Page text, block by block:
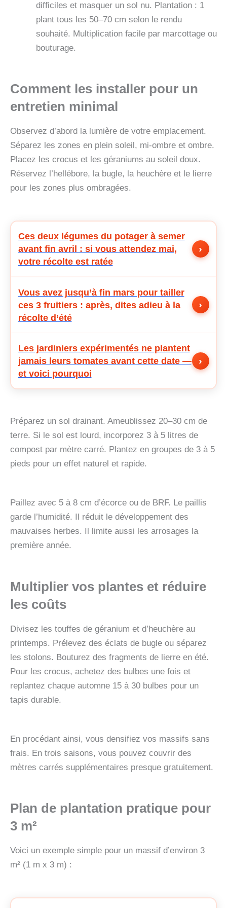
difficiles et masquer un sol nu. Plantation : 1
plant tous les 50–70 cm selon le rendu
souhaité. Multiplication facile par marcottage ou
bouturage.
Comment les installer pour un
entretien minimal
Observez d’abord la lumière de votre emplacement.
Séparez les zones en plein soleil, mi-ombre et ombre.
Placez les crocus et les géraniums au soleil doux.
Réservez l’hellébore, la bugle, la heuchère et le lierre
pour les zones plus ombragées.
Ces deux légumes du potager à semer
avant fin avril : si vous attendez mai,
votre récolte est ratée
›
Vous avez jusqu’à fin mars pour tailler
ces 3 fruitiers : après, dites adieu à la
récolte d’été
›
Les jardiniers expérimentés ne plantent
jamais leurs tomates avant cette date —
et voici pourquoi
›
Préparez un sol drainant. Ameublissez 20–30 cm de
terre. Si le sol est lourd, incorporez 3 à 5 litres de
compost par mètre carré. Plantez en groupes de 3 à 5
pieds pour un effet naturel et rapide.
Paillez avec 5 à 8 cm d’écorce ou de BRF. Le paillis
garde l’humidité. Il réduit le développement des
mauvaises herbes. Il limite aussi les arrosages la
première année.
Multiplier vos plantes et réduire
les coûts
Divisez les touffes de géranium et d’heuchère au
printemps. Prélevez des éclats de bugle ou séparez
les stolons. Bouturez des fragments de lierre en été.
Pour les crocus, achetez des bulbes une fois et
replantez chaque automne 15 à 30 bulbes pour un
tapis durable.
En procédant ainsi, vous densifiez vos massifs sans
frais. En trois saisons, vous pouvez couvrir des
mètres carrés supplémentaires presque gratuitement.
Plan de plantation pratique pour
3 m²
Voici un exemple simple pour un massif d’environ 3
m² (1 m x 3 m) :